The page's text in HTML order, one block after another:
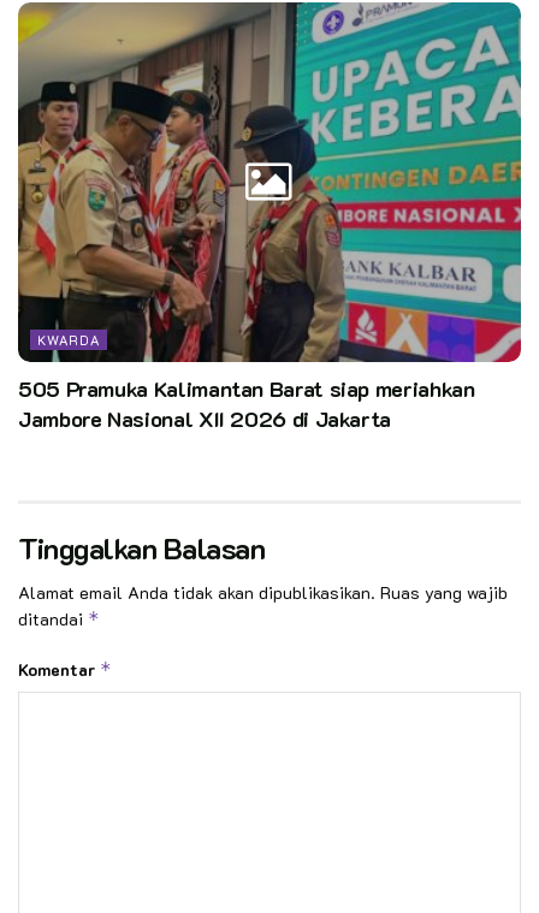
KWARDA
505 Pramuka Kalimantan Barat siap meriahkan
Jambore Nasional XII 2026 di Jakarta
Tinggalkan Balasan
Alamat email Anda tidak akan dipublikasikan. Ruas yang wajib
ditandai *
Komentar *